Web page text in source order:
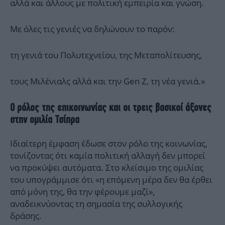
αλλά και άλλους με πολιτική εμπειρία και γνώση.
Με όλες τις γενιές να δηλώνουν το παρόν:
τη γενιά του Πολυτεχνείου, της Μεταπολίτευσης,
τους Μιλένιαλς αλλά και την Gen Z, τη νέα γενιά.»
Ο ρόλος της επικοινωνίας και οι τρεις βασικοί άξονες
στην ομιλία Τσίπρα
Ιδιαίτερη έμφαση έδωσε στον ρόλο της κοινωνίας,
τονίζοντας ότι καμία πολιτική αλλαγή δεν μπορεί
να προκύψει αυτόματα. Στο κλείσιμο της ομιλίας
του υπογράμμισε ότι «η επόμενη μέρα δεν θα έρθει
από μόνη της, θα την φέρουμε μαζί»,
αναδεικνύοντας τη σημασία της συλλογικής
δράσης.